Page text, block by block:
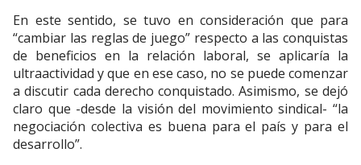
En este sentido, se tuvo en consideración que para
“cambiar las reglas de juego” respecto a las conquistas
de beneficios en la relación laboral, se aplicaría la
ultraactividad y que en ese caso, no se puede comenzar
a discutir cada derecho conquistado. Asimismo, se dejó
claro que -desde la visión del movimiento sindical- “la
negociación colectiva es buena para el país y para el
desarrollo”.